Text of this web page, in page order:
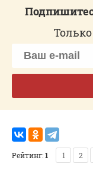
Рейтинг:1 1 2